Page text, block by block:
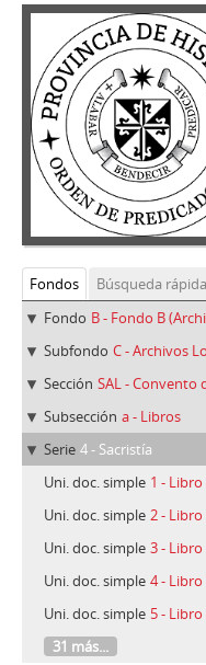
Fondos
Búsqueda rápida
Fondo B - Fondo B
Subfondo C - Archivos
Sección SAL - Convento
Subsección a - Libros
Serie 4 - Sacristía
Uni. doc. simple 1 -
Uni. doc. simple 2 - Libro
Uni. doc. simple 3 - Libro
Uni. doc. simple 4 - Libro
Uni. doc. simple 5 -
31 más...